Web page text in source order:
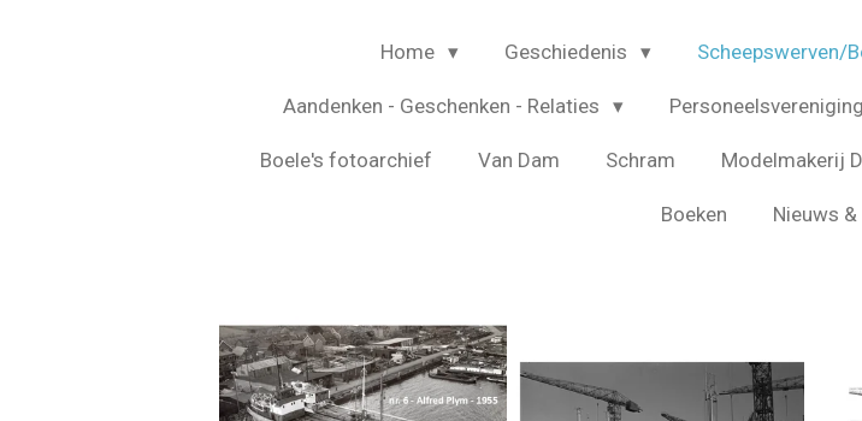
Home Geschiedenis Scheepswerven/
Aandenken - Geschenken - Relaties
Boele's fotoarchief Van Dam Schram Modelmakerij
Boeken Nieuws